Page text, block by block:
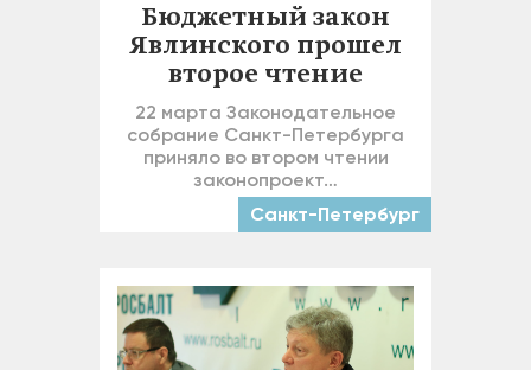
Бюджетный закон
Явлинского прошел
второе чтение
22 марта Законодательное
собрание Санкт-Петербурга
приняло во втором чтении
законопроект…
Санкт-Петербург